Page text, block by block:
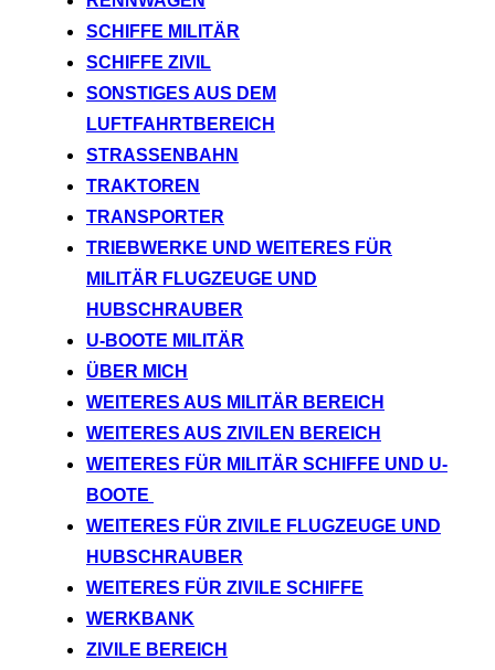
SCHIFFE MILITÄR
SCHIFFE ZIVIL
SONSTIGES AUS DEM
LUFTFAHRTBEREICH
STRASSENBAHN
TRAKTOREN
TRANSPORTER
TRIEBWERKE UND WEITERES FÜR
MILITÄR FLUGZEUGE UND
HUBSCHRAUBER
U-BOOTE MILITÄR
ÜBER MICH
WEITERES AUS MILITÄR BEREICH
WEITERES AUS ZIVILEN BEREICH
WEITERES FÜR MILITÄR SCHIFFE UND U-
BOOTE
WEITERES FÜR ZIVILE FLUGZEUGE UND
HUBSCHRAUBER
WEITERES FÜR ZIVILE SCHIFFE
WERKBANK
ZIVILE BEREICH